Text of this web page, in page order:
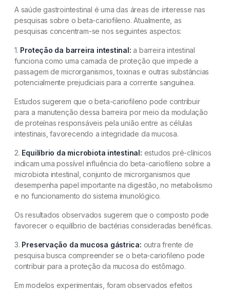
A saúde gastrointestinal é uma das áreas de interesse nas
pesquisas sobre o beta-cariofileno. Atualmente, as
pesquisas concentram-se nos seguintes aspectos:
1. Proteção da barreira intestinal: a barreira intestinal
funciona como uma camada de proteção que impede a
passagem de microrganismos, toxinas e outras substâncias
potencialmente prejudiciais para a corrente sanguínea.
Estudos sugerem que o beta-cariofileno pode contribuir
para a manutenção dessa barreira por meio da modulação
de proteínas responsáveis pela união entre as células
intestinais, favorecendo a integridade da mucosa.
2. Equilíbrio da microbiota intestinal: estudos pré-clínicos
indicam uma possível influência do beta-cariofileno sobre a
microbiota intestinal, conjunto de microrganismos que
desempenha papel importante na digestão, no metabolismo
e no funcionamento do sistema imunológico.
Os resultados observados sugerem que o composto pode
favorecer o equilíbrio de bactérias consideradas benéficas.
3. Preservação da mucosa gástrica: outra frente de
pesquisa busca compreender se o beta-cariofileno pode
contribuir para a proteção da mucosa do estômago.
Em modelos experimentais, foram observados efeitos